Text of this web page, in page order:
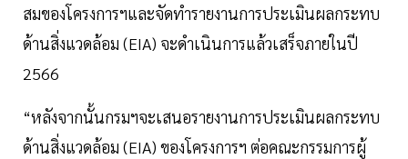
สมของโครงการฯและจัดทำรายงานการประเมินผลกระทบ
ด้านสิ่งแวดล้อม (EIA) จะดำเนินการแล้วเสร็จภายในปี
2566
“หลังจากนั้นกรมฯจะเสนอรายงานการประเมินผลกระทบ
ด้านสิ่งแวดล้อม (EIA) ของโครงการฯ ต่อคณะกรรมการผู้